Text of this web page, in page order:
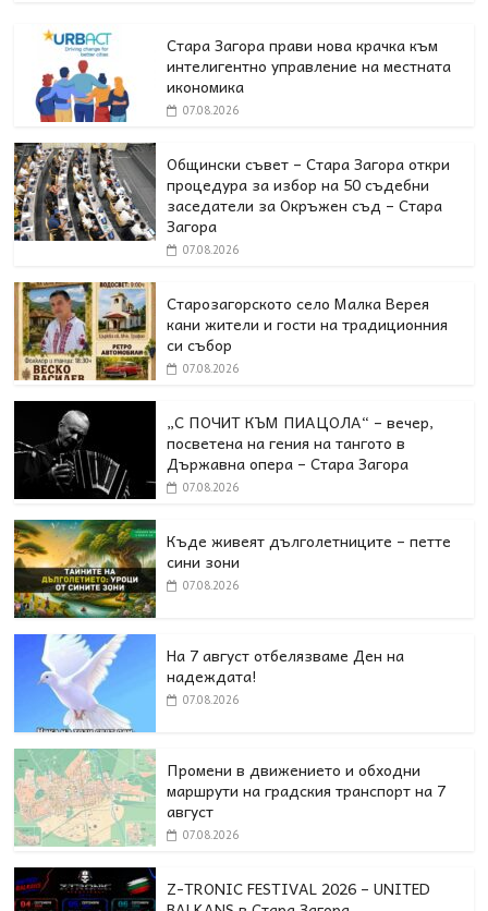
Стара Загора прави нова крачка към
интелигентно управление на местната
икономика
07.08.2026
Общински съвет – Стара Загора откри
процедура за избор на 50 съдебни
заседатели за Окръжен съд – Стара
Загора
07.08.2026
Старозагорското село Малка Верея
кани жители и гости на традиционния
си събор
07.08.2026
„С ПОЧИТ КЪМ ПИАЦОЛА“ – вечер,
посветена на гения на тангото в
Държавна опера – Стара Загора
07.08.2026
Къде живеят дълголетниците – петте
сини зони
07.08.2026
На 7 август отбелязваме Ден на
надеждата!
07.08.2026
Промени в движението и обходни
маршрути на градския транспорт на 7
август
07.08.2026
Z-TRONIC FESTIVAL 2026 – UNITED